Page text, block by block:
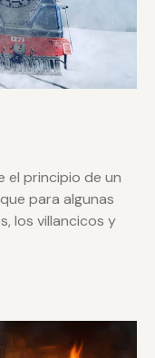
el principio de un
para algunas
los villancicos y